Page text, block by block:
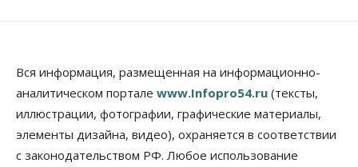
Вся информация, размещенная на информационно-
аналитическом портале www.Infopro54.ru (тексты,
иллюстрации, фотографии, графические материалы,
элементы дизайна, видео), охраняется в соответствии
с законодательством РФ. Любое использование